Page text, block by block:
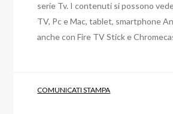
serie Tv. I contenuti si possono
TV, Pc e Mac, tablet, smartphone
anche con Fire TV Stick e
COMUNICATI STAMPA